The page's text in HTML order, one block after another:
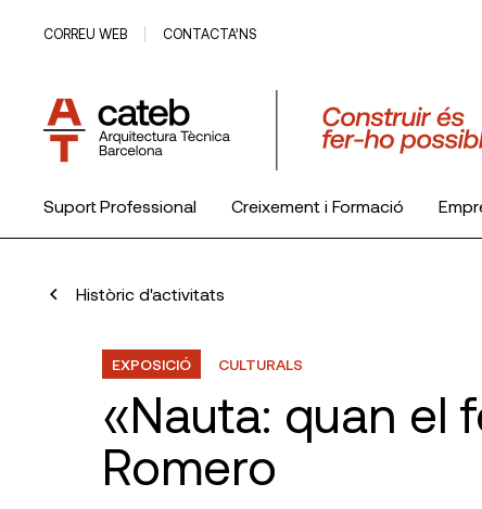
CORREU WEB CONTACTA’NS
Suport Professional Creixement i Formació
Històric d'activitats
EXPOSICIÓ CULTURALS
«Nauta: quan el
Romero